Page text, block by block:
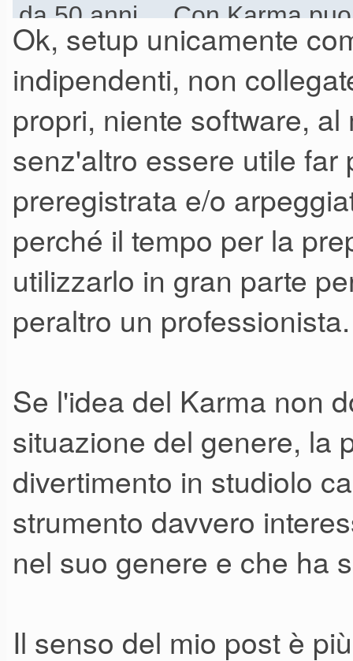
da 50 anni.....Con Karma
layers abbondanti, non
acustici
da 8 giga ram, ci piazzi
scheda audio economica e
intendevo?
Ok, setup unicamente
indipendenti, non
propri, niente software,
senz'altro essere utile
preregistrata e/o
perché il tempo per la
utilizzarlo in gran parte
peraltro un professionista.
Se l'idea del Karma non
situazione del genere, la
divertimento in studiolo
strumento davvero
nel suo genere e che ha
Il senso del mio post è